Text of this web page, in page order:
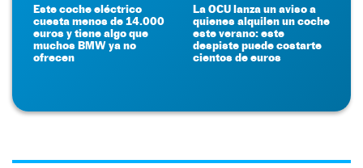
Este coche eléctrico
cuesta menos de 14.000
euros y tiene algo que
muchos BMW ya no
ofrecen
La OCU lanza un aviso a
quienes alquilen un coche
este verano: este
despiste puede costarte
cientos de euros